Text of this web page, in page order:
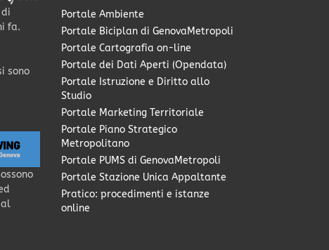
fa.
sono
Portale Ambiente
Portale Biciplan di GenovaMetropoli
Portale Cartografia on-line
Portale dei Dati Aperti (Opendata)
Portale Istruzione e Diritto allo
Studio
Portale Marketing Territoriale
Portale Piano Strategico
Metropolitano
Portale PUMS di GenovaMetropoli
Portale Stazione Unica Appaltante
Pratico: procedimenti e istanze
online